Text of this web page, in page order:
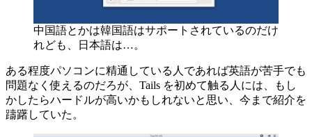
中国語とかは韓国語はサポートされているのだけ
れども、日本語は…。
ある程度パソコンに精通している人であれば英語が苦手でも
問題なく使えるのだろが、Tails を初めて触る人には、もし
かしたらハードルが高いかもしれないと思い、今まで紹介を
躊躇していた。